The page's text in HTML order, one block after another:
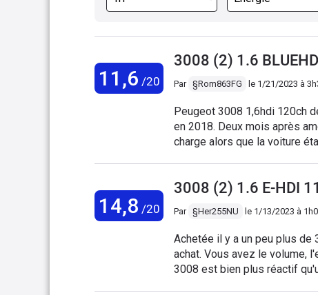
11,6 /20
3008 (2) 1.6
Par §Rom863FG le 1/21/2023 à
Peugeot 3008 1,6hdi 120ch
en 2018. Deux mois après
charge alors que la voiture
d'un mois pour répondre
maximum! N'achetez pas
14,8 /20
3008 (2) 1.6 E-HDI
Par §Her255NU le 1/13/2023 à
Achetée il y a un peu plus
achat. Vous avez le volume,
3008 est bien plus réactif